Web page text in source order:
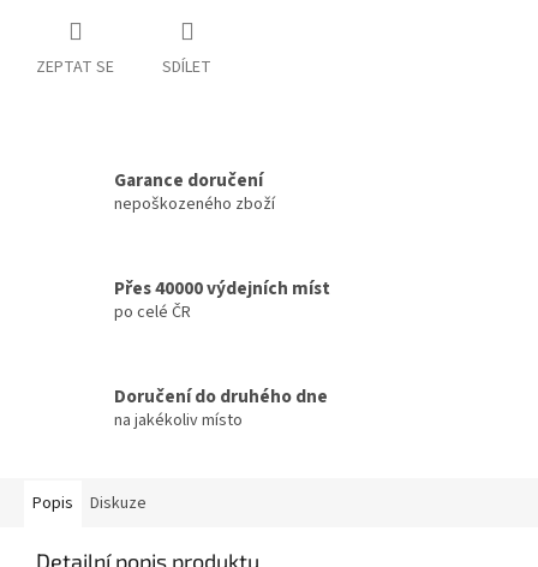
ZEPTAT SE SDÍLET
Garance doručení
nepoškozeného zboží
Přes 40000 výdejních míst
po celé ČR
Doručení do druhého dne
na jakékoliv místo
Popis Diskuze
Detailní popis produktu